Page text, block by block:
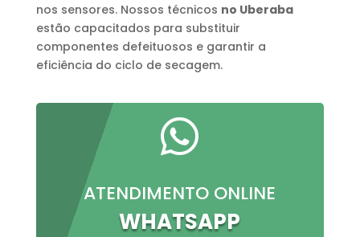
nos sensores. Nossos técnicos no Uberaba
estão capacitados para substituir
componentes defeituosos e garantir a
eficiência do ciclo de secagem.

ATENDIMENTO ONLINE
WHATSAPP